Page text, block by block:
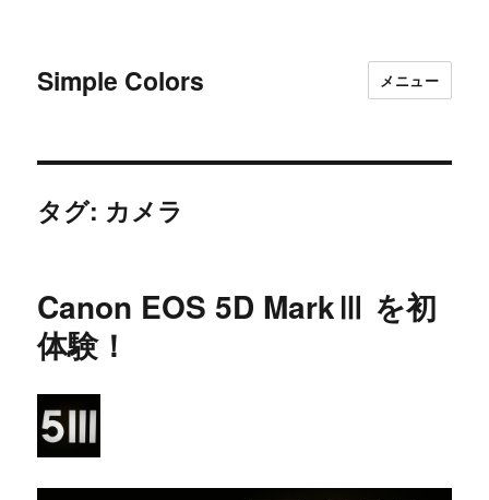
Simple Colors メニュー
タグ: カメラ
Canon EOS 5D MarkⅢ を初
体験！